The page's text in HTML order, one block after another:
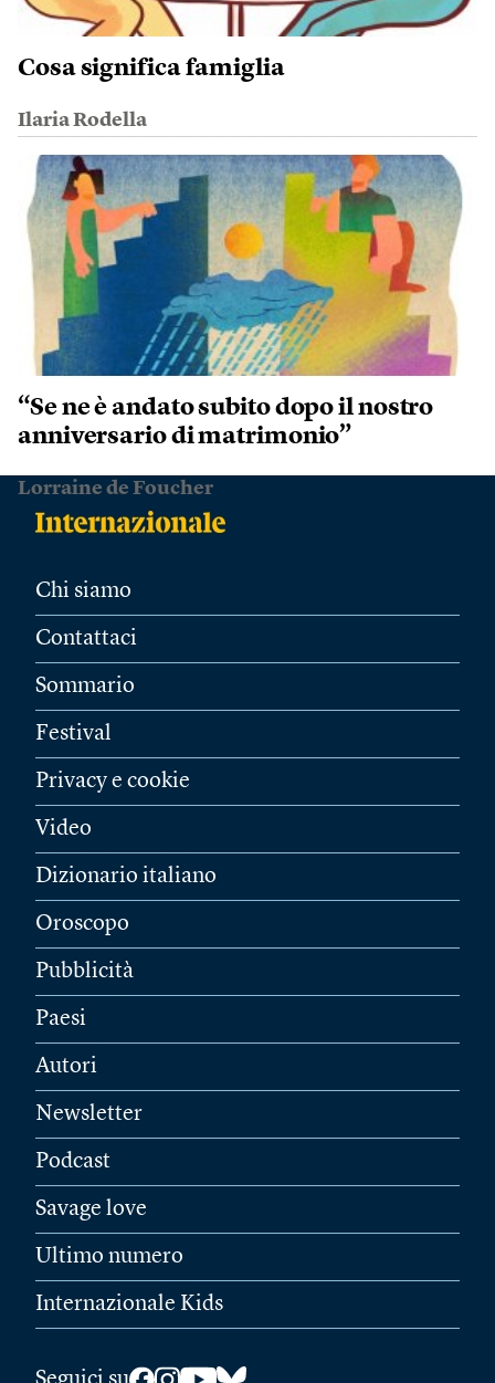
Cosa significa famiglia
Ilaria Rodella
“Se ne è andato subito dopo il nostro
anniversario di matrimonio”
Lorraine de Foucher
Chi siamo
Contattaci
Sommario
Festival
Privacy e cookie
Video
Dizionario italiano
Oroscopo
Pubblicità
Paesi
Autori
Newsletter
Podcast
Savage love
Ultimo numero
Internazionale Kids